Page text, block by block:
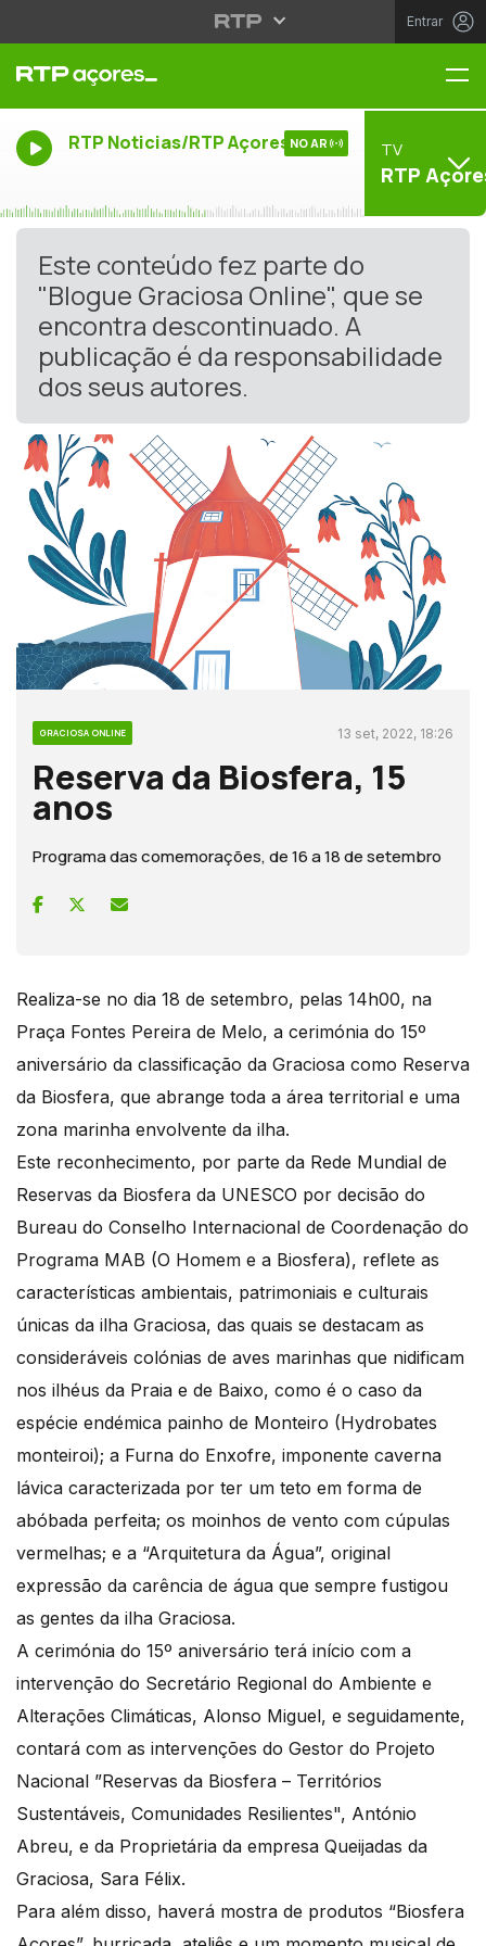
Entrar
RTP Noticias/RTP Açores NO AR TV
RTP
Este conteúdo fez parte do
"Blogue Graciosa Online", que se
encontra descontinuado. A
publicação é da responsabilidade
dos seus autores.
GRACIOSA ONLINE 13 set, 2022, 18:26
Reserva da Biosfera, 15
anos
Programa das comemorações, de 16 a 18 de setembro
Realiza-se no dia 18 de setembro, pelas 14h00, na
Praça Fontes Pereira de Melo, a cerimónia do 15º
aniversário da classificação da Graciosa como Reserva
da Biosfera, que abrange toda a área territorial e uma
zona marinha envolvente da ilha.
Este reconhecimento, por parte da Rede Mundial de
Reservas da Biosfera da UNESCO por decisão do
Bureau do Conselho Internacional de Coordenação do
Programa MAB (O Homem e a Biosfera), reflete as
características ambientais, patrimoniais e culturais
únicas da ilha Graciosa, das quais se destacam as
consideráveis colónias de aves marinhas que nidificam
nos ilhéus da Praia e de Baixo, como é o caso da
espécie endémica painho de Monteiro (Hydrobates
monteiroi); a Furna do Enxofre, imponente caverna
lávica caracterizada por ter um teto em forma de
abóbada perfeita; os moinhos de vento com cúpulas
vermelhas; e a “Arquitetura da Água”, original
expressão da carência de água que sempre fustigou
as gentes da ilha Graciosa.
A cerimónia do 15º aniversário terá início com a
intervenção do Secretário Regional do Ambiente e
Alterações Climáticas, Alonso Miguel, e seguidamente,
contará com as intervenções do Gestor do Projeto
Nacional ”Reservas da Biosfera – Territórios
Sustentáveis, Comunidades Resilientes", António
Abreu, e da Proprietária da empresa Queijadas da
Graciosa, Sara Félix.
Para além disso, haverá mostra de produtos “Biosfera